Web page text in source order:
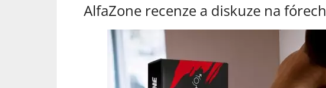
AlfaZone recenze a diskuze na fórech